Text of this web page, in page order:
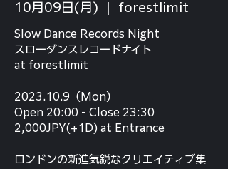
10月09日(月) forestlimit
Slow Dance Records Night
スローダンスレコードナイト
at forestlimit
2023.10.9（Mon）
Open 20:00 - Close 23:30
2,000JPY(+1D) at Entrance
ロンドンの新進気鋭なクリエイティブ集